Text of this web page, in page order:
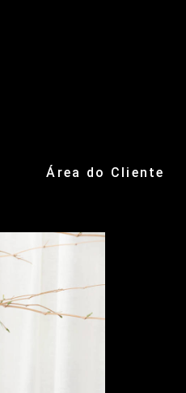
Área do Cliente